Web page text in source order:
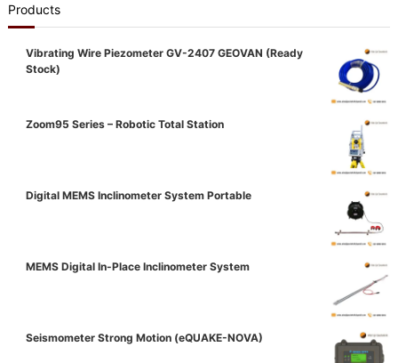
Products
Vibrating Wire Piezometer GV-2407 GEOVAN (Ready
Stock)
Zoom95 Series – Robotic Total Station
Digital MEMS Inclinometer System Portable
MEMS Digital In-Place Inclinometer System
Seismometer Strong Motion (eQUAKE-NOVA)